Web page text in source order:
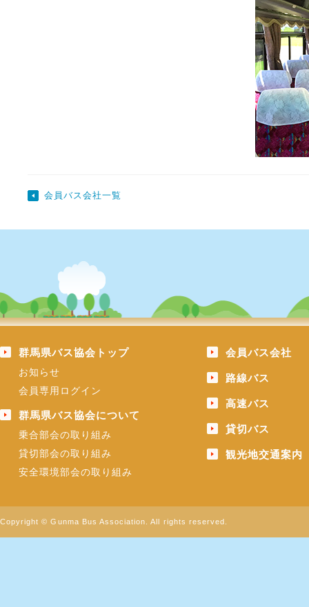
会員バス会社一覧
群馬県バス協会トップ
お知らせ
会員専用ログイン
群馬県バス協会について
乗合部会の取り組み
貸切部会の取り組み
安全環境部会の取り組み
会員バス会社
路線バス
高速バス
貸切バス
観光地交通案内
Copyright © Gunma Bus Association. All rights reserved.